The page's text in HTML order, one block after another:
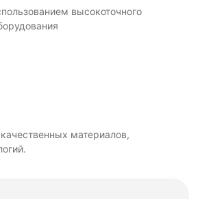
высокоточного
материалов,